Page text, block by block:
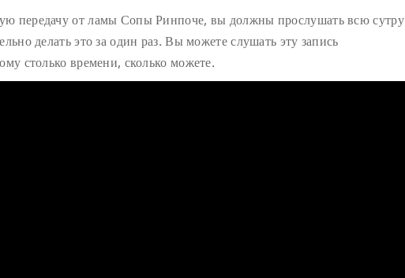
передачу от ламы Сопы Ринпоче, вы должны прослушать всю сутру
делать это за один раз. Вы можете слушать эту запись
столько времени, сколько можете.